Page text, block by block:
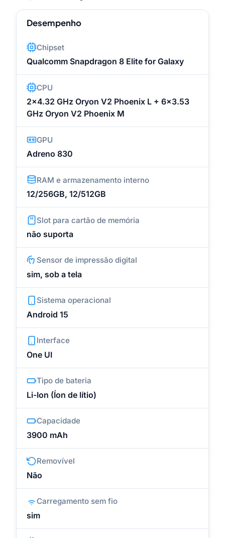
Desempenho
Chipset
Qualcomm Snapdragon 8 Elite for Galaxy
CPU
2x4.32 GHz Oryon V2 Phoenix L + 6x3.53
GHz Oryon V2 Phoenix M
GPU
Adreno 830
RAM e armazenamento interno
12/256GB, 12/512GB
Slot para cartão de memória
não suporta
Sensor de impressão digital
sim, sob a tela
Sistema operacional
Android 15
Interface
One UI
Tipo de bateria
Li-Ion (Íon de lítio)
Capacidade
3900 mAh
Removível
Não
Carregamento sem fio
sim